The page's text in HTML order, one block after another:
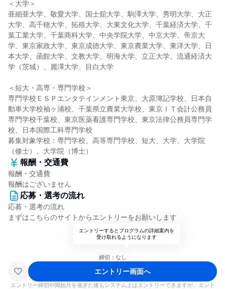
＜大学＞
亜細亜大学、敬愛大学、国士舘大学、駒澤大学、秀明大学、大正
大学、高千穂大学、拓殖大学、大東文化大学、千葉経済大学、千
葉工業大学、千葉商科大学、中央学院大学、中京大学、帝京大
学、東京家政大学、東京成徳大学、東京農業大学、東洋大学、日
本大学、函館大学、文教大学、明海大学、立正大学、流通経済大
学（茨城）、麗澤大学、目白大学
＜短大・高専・専門学校＞
専門学校ＥＳＰエンタテインメント東京、大原簿記学校、日本自
動車大学校袖ヶ浦校、千葉県立農業大学校、東京ＩＴ会計公務員
専門学校千葉校、東京医薬看護専門学校、東京法律公務員専門学
校、日本国際工科専門学校
募集対象学校：専門学校、高等専門学校、短大、大学、大学院
（修士）、大学院（博士）
報酬・交通費
報酬・交通費
報酬はございません
応募・選考の流れ
応募・選考の流れ
まずはこちらのサイトからエントリーをお願いします
エントリーするとプログラムの詳細案内を
受け取れるようになります
締切：なし
エントリー画面へ
エントリー締切や開始月を過ぎた後もシステム上はエントリーできますが、エント